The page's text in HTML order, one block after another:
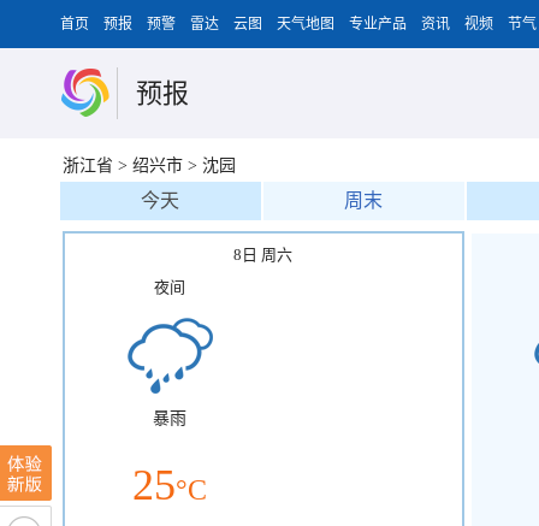
首页 预报 预警 雷达 云图 天气地图 专业产品 资讯 视频 节气
预报
浙江省 > 绍兴市 > 沈园
今天 周末
8日 周六
夜间
暴雨
25°C